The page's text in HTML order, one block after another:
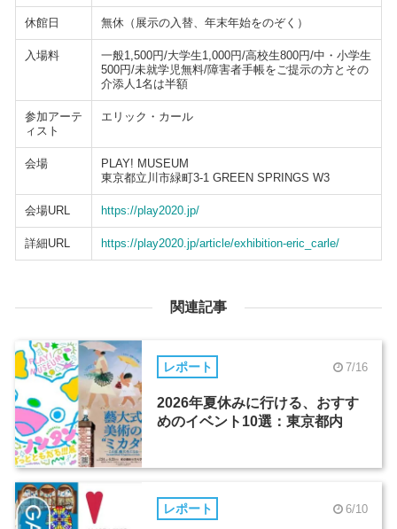
休館日 無休（展示の入替、年末年始をのぞく）
入場料
一般1,500円/大学生1,000円/高校生800円/中・小学生
500円/未就学児無料/障害者手帳をご提示の方とその
介添人1名は半額
参加アーテ
ィスト
エリック・カール
会場
PLAY! MUSEUM
東京都立川市緑町3-1 GREEN SPRINGS W3
会場URL https://play2020.jp/
詳細URL https://play2020.jp/article/exhibition-eric_carle/
関連記事
レポート 7/16
2026年夏休みに行ける、おすす
めのイベント10選：東京都内
レポート 6/10